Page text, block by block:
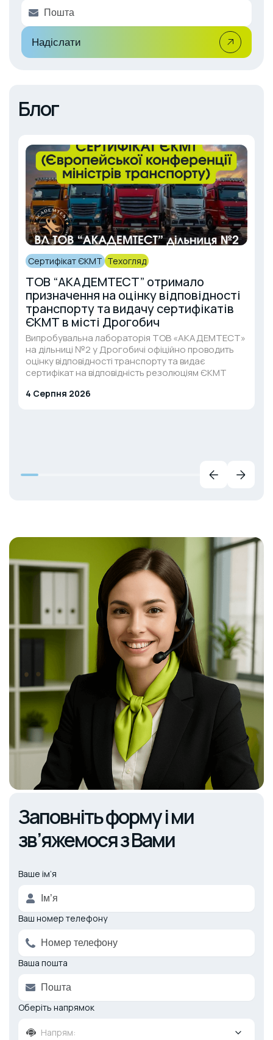
Надіслати
e
Блог
Сертифікат ЄКМТ Техогляд
ТОВ “АКАДЕМТЕСТ” отримало
призначення на оцінку відповідності
транспорту та видачу сертифікатів
ЄКМТ в місті Дрогобич
Випробувальна лабораторія ТОВ «АКАДЕМТЕСТ»
на дільниці №2 у Дрогобичі офіційно проводить
оцінку відповідності транспорту та видає
сертифікат на відповідність резолюціям ЄКМТ
4 Серпня 2026
Заповніть форму і ми
зв’яжемося з Вами
Ваше ім’я
Ваш номер телефону
Ваша пошта
Оберіть напрямок
Напрям:
Alternative: